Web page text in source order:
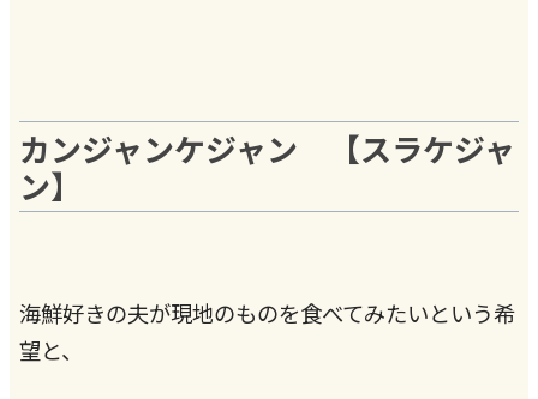
カンジャンケジャン 【スラケジャ
ン】
海鮮好きの夫が現地のものを食べてみたいという希
望と、